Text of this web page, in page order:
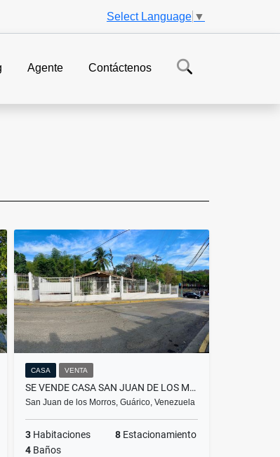
Select Language ▼
Agente Contáctenos
CASA VENTA
SE VENDE CASA SAN JUAN DE LOS MORROS GUÁRICO
San Juan de los Morros, Guárico, Venezuela
3 Habitaciones 8 Estacionamiento
4 Baños